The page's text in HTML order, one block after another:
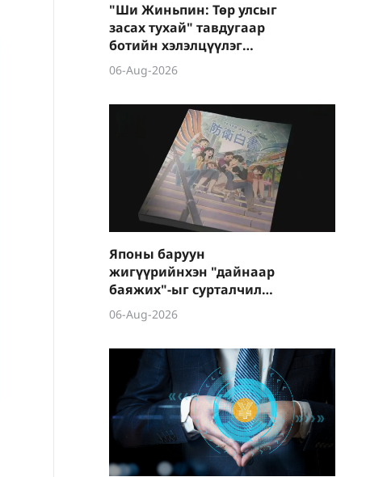
"Ши Жиньпин: Төр улсыг
засах тухай" тавдугаар
ботийн хэлэлцүүлэг
боллоо
06-Aug-2026
Японы баруун
жигүүрийнхэн "дайнаар
баяжих"-ыг сурталчилж
байна
06-Aug-2026